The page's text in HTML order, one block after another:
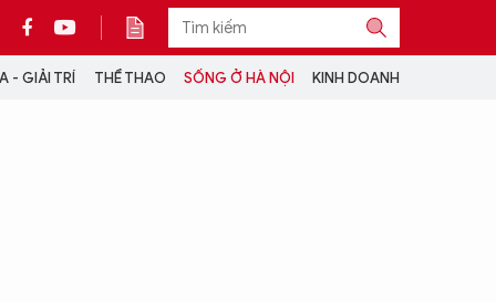
- GIẢI TRÍ THỂ THAO SỐNG Ở HÀ NỘI KINH DOANH